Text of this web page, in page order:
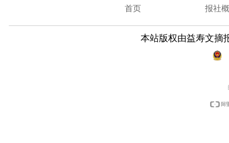
本站版权由益寿文摘
首页 报社